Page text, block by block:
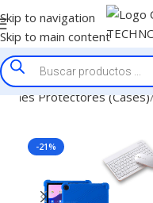
Skip to navigation
Skip to main content
Protectores (Cases)
-21%